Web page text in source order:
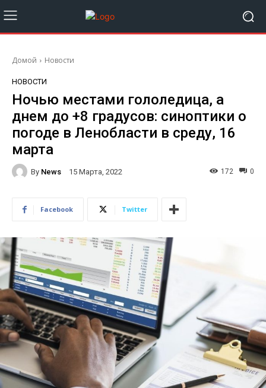
Домой Новости
НОВОСТИ
Ночью местами гололедица, а
днем до +8 градусов: синоптики о
погоде в Ленобласти в среду, 16
марта
By News 15 Марта, 2022 0
172
Facebook Twitter